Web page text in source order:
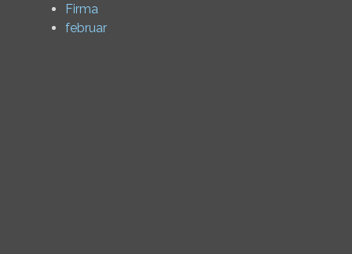
Firma
februar